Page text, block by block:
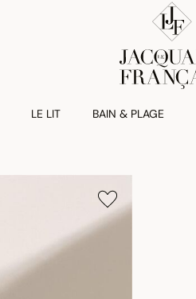
LE LIT BAIN & PLAGE